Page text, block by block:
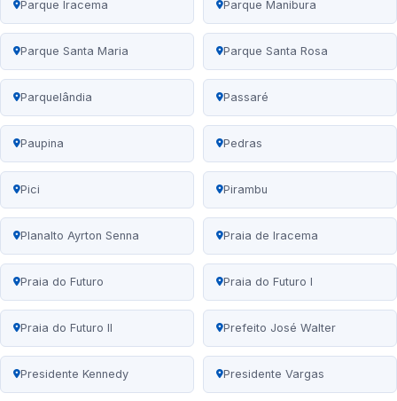
Parque Iracema Parque Manibura
Parque Santa Maria Parque Santa Rosa
Parquelândia Passaré
Paupina Pedras
Pici Pirambu
Planalto Ayrton Senna Praia de Iracema
Praia do Futuro Praia do Futuro I
Praia do Futuro II Prefeito José Walter
Presidente Kennedy Presidente Vargas